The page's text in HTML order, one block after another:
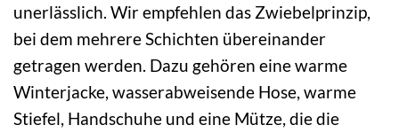
unerlässlich. Wir empfehlen das Zwiebelprinzip,
bei dem mehrere Schichten übereinander
getragen werden. Dazu gehören eine warme
Winterjacke, wasserabweisende Hose, warme
Stiefel, Handschuhe und eine Mütze, die die